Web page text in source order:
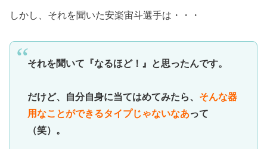
しかし、それを聞いた安楽宙斗選手は・・・
それを聞いて『なるほど！』と思ったんです。
だけど、自分自身に当てはめてみたら、 そんな器
用なことができるタイプじゃないなあって
（笑）。